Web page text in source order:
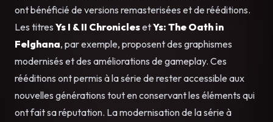
ont bénéficié de versions remasterisées et de rééditions.
Les titres Ys I & II ChroniclesetYs: The Oath in
Felghana, par exemple, proposent des graphismes
modernisés et des améliorations de gameplay. Ces
rééditions ont permis à la série de rester accessible aux
nouvelles générations tout en conservant les éléments qui
ont fait sa réputation. La modernisation de la série à